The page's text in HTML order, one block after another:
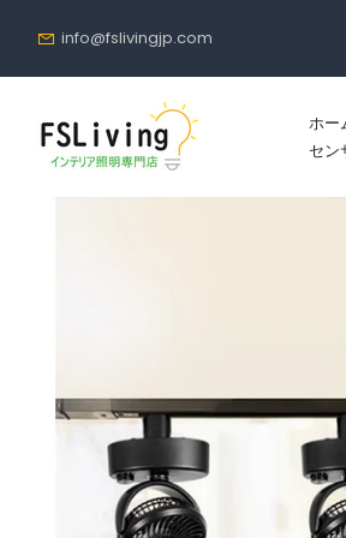
テ
info@fslivingjp.com
ホー
セン